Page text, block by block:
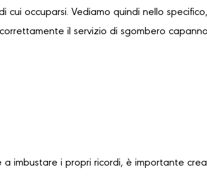
cui occuparsi. Vediamo quindi nello
il servizio di sgombero
imbustare i propri ricordi, è importante